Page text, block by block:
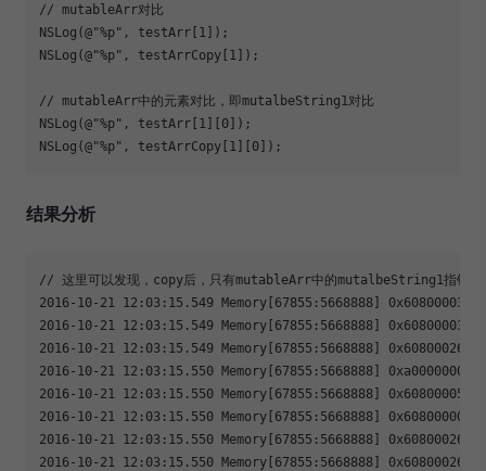
// mutableArr对比
NSLog(@"%p", testArr[1]);
NSLog(@"%p", testArrCopy[1]);
// mutableArr中的元素对比，即mutalbeString1对比
NSLog(@"%p", testArr[1][0]);
NSLog(@"%p", testArrCopy[1][0]);
结果分析
// 这里可以发现，copy后，只有mutableArr中的mutalbeString1指针
2016-10-21 12:03:15.549 Memory[67855:5668888]
2016-10-21 12:03:15.549 Memory[67855:5668888]
2016-10-21 12:03:15.549 Memory[67855:5668888]
2016-10-21 12:03:15.550 Memory[67855:5668888]
2016-10-21 12:03:15.550 Memory[67855:5668888]
2016-10-21 12:03:15.550 Memory[67855:5668888]
2016-10-21 12:03:15.550 Memory[67855:5668888]
2016-10-21 12:03:15.550 Memory[67855:5668888]